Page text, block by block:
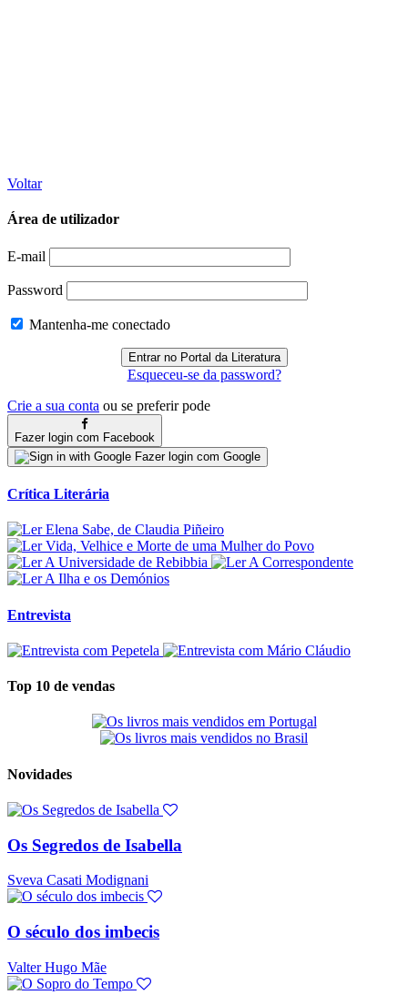
Voltar
Área de utilizador
E-mail
Password
Mantenha-me conectado
Esqueceu-se da password?
Crie a sua conta ou se preferir pode
Fazer login com Facebook
Fazer login com Google
Crítica Literária
Entrevista
Top 10 de vendas
Novidades
Os Segredos de Isabella
Sveva Casati Modignani
O século dos imbecis
Valter Hugo Mãe